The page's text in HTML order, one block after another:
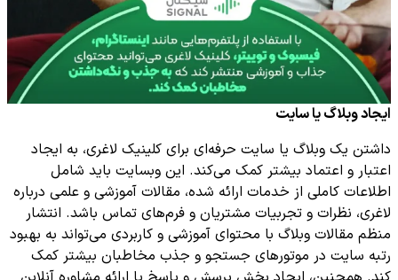
ایجاد وبلاگ یا سایت
داشتن یک وبلاگ یا سایت حرفه‌ای برای کلینیک لاغری، به ایجاد
اعتبار و اعتماد بیشتر کمک می‌کند. این وبسایت باید شامل
اطلاعات کاملی از خدمات ارائه شده، مقالات آموزشی و علمی درباره
لاغری، نظرات و تجربیات مشتریان و فرم‌های تماس باشد. انتشار
منظم مقالات وبلاگ با محتوای آموزشی و کاربردی می‌تواند به بهبود
رتبه سایت در موتورهای جستجو و جذب مخاطبان بیشتر کمک